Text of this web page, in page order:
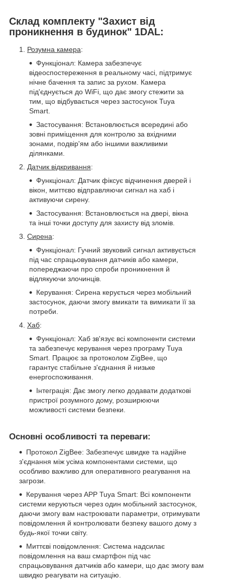
Склад комплекту "Захист від
проникнення в будинок" 1DAL:
Розумна камера:
Функціонал: Камера забезпечує
відеоспостереження в реальному часі, підтримує
нічне бачення та запис за рухом. Камера
під'єднується до WiFi, що дає змогу стежити за
тим, що відбувається через застосунок Tuya
Smart.
Застосування: Встановлюється всередині або
зовні приміщення для контролю за вхідними
зонами, подвір'ям або іншими важливими
ділянками.
Датчик відкривання:
Функціонал: Датчик фіксує відчинення дверей і
вікон, миттєво відправляючи сигнал на хаб і
активуючи сирену.
Застосування: Встановлюється на двері, вікна
та інші точки доступу для захисту від зломів.
Сирена:
Функціонал: Гучний звуковий сигнал активується
під час спрацьовування датчиків або камери,
попереджаючи про спроби проникнення й
відлякуючи злочинців.
Керування: Сирена керується через мобільний
застосунок, даючи змогу вмикати та вимикати її за
потреби.
Хаб:
Функціонал: Хаб зв'язує всі компоненти системи
та забезпечує керування через програму Tuya
Smart. Працює за протоколом ZigBee, що
гарантує стабільне з'єднання й низьке
енергоспоживання.
Інтеграція: Дає змогу легко додавати додаткові
пристрої розумного дому, розширюючи
можливості системи безпеки.
Основні особливості та переваги:
Протокол ZigBee: Забезпечує швидке та надійне
з'єднання між усіма компонентами системи, що
особливо важливо для оперативного реагування на
загрози.
Керування через APP Tuya Smart: Всі компоненти
системи керуються через один мобільний застосунок,
даючи змогу вам настроювати параметри, отримувати
повідомлення й контролювати безпеку вашого дому з
будь-якої точки світу.
Миттєві повідомлення: Система надсилає
повідомлення на ваш смартфон під час
спрацьовування датчиків або камери, що дає змогу вам
швидко реагувати на ситуацію.